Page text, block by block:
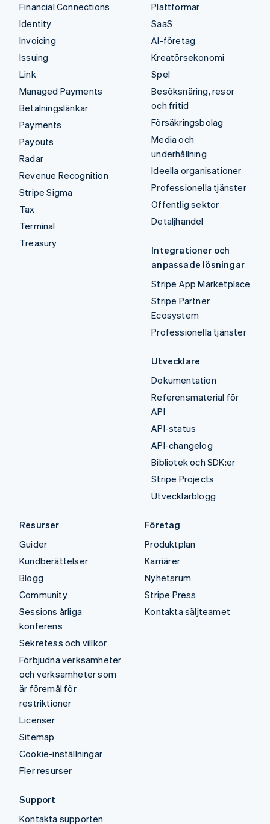
Financial Connections
Identity
Invoicing
Issuing
Link
Managed Payments
Betalningslänkar
Payments
Payouts
Radar
Revenue Recognition
Stripe Sigma
Tax
Terminal
Treasury
Plattformar
SaaS
AI-företag
Kreatörsekonomi
Spel
Besöksnäring, resor
och fritid
Försäkringsbolag
Media och
underhållning
Ideella organisationer
Professionella tjänster
Offentlig sektor
Detaljhandel
Integrationer och
anpassade lösningar
Stripe App Marketplace
Stripe Partner
Ecosystem
Professionella tjänster
Utvecklare
Dokumentation
Referensmaterial för
API
API-status
API-changelog
Bibliotek och SDK:er
Stripe Projects
Utvecklarblogg
Resurser
Guider
Kundberättelser
Blogg
Community
Sessions årliga
konferens
Sekretess och villkor
Förbjudna verksamheter
och verksamheter som
är föremål för
restriktioner
Licenser
Sitemap
Cookie-inställningar
Fler resurser
Företag
Produktplan
Karriärer
Nyhetsrum
Stripe Press
Kontakta säljteamet
Support
Kontakta supporten